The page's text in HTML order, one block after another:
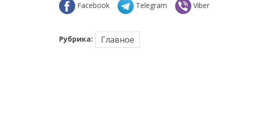
Facebook
Telegram Viber
Рубрика: Главное